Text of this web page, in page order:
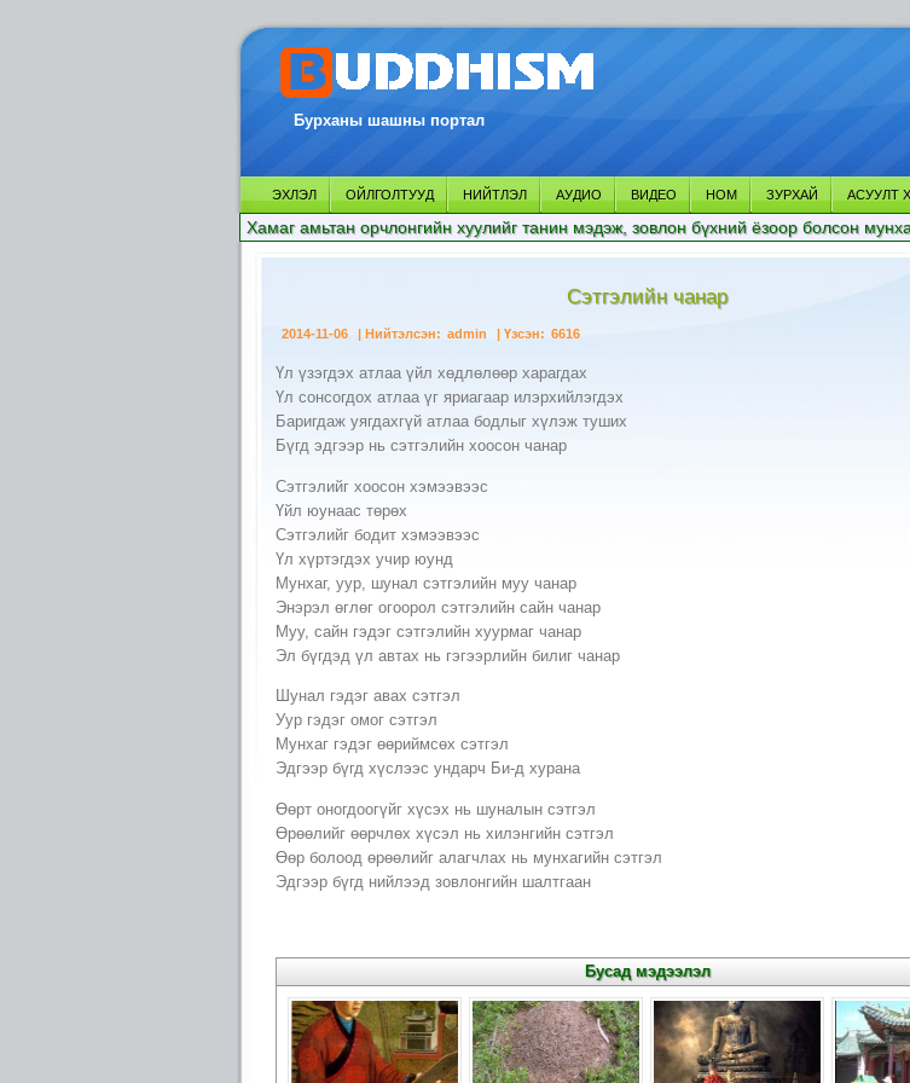
Бурханы шашны портал
ЭХЛЭЛ ОЙЛГОЛТУУД НИЙТЛЭЛ АУДИО ВИДЕО НОМ ЗУРХАЙ АСУУЛТ
Хамаг амьтан орчлонгийн хуулийг танин мэдэж, зовлон бүхний ёзоор болсон
Сэтгэлийн чанар
2014-11-06 | Нийтэлсэн: admin | Үзсэн: 6616
Үл үзэгдэх атлаа үйл хөдлөлөөр харагдах
Үл сонсогдох атлаа үг яриагаар илэрхийлэгдэх
Баригдаж уягдахгүй атлаа бодлыг хүлэж туших
Бүгд эдгээр нь сэтгэлийн хоосон чанар
Сэтгэлийг хоосон хэмээвээс
Үйл юунаас төрөх
Сэтгэлийг бодит хэмээвээс
Үл хүртэгдэх учир юунд
Мунхаг, уур, шунал сэтгэлийн муу чанар
Энэрэл өглөг огоорол сэтгэлийн сайн чанар
Муу, сайн гэдэг сэтгэлийн хуурмаг чанар
Эл бүгдэд үл автах нь гэгээрлийн билиг чанар
Шунал гэдэг авах сэтгэл
Уур гэдэг омог сэтгэл
Мунхаг гэдэг өөриймсөх сэтгэл
Эдгээр бүгд хүслээс ундарч Би-д хурана
Өөрт оногдоогүйг хүсэх нь шуналын сэтгэл
Өрөөлийг өөрчлөх хүсэл нь хилэнгийн сэтгэл
Өөр болоод өрөөлийг алагчлах нь мунхагийн сэтгэл
Эдгээр бүгд нийлээд зовлонгийн шалтгаан
Бусад мэдээлэл